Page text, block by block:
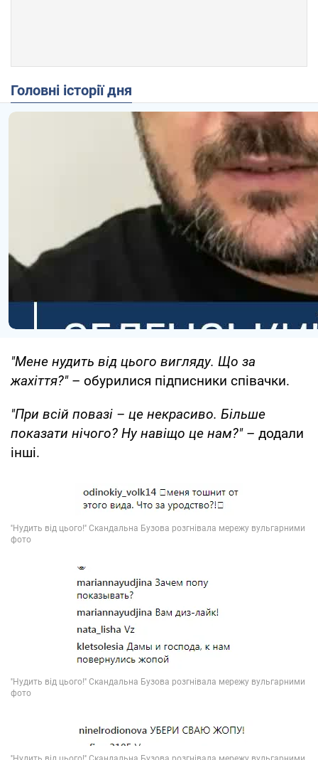
Головні історії дня
"Мене нудить від цього вигляду. Що за
жахіття?"– обурилися підписники співачки.
"При всій повазі – це некрасиво. Більше
показати нічого? Ну навіщо це нам?"– додали
інші.